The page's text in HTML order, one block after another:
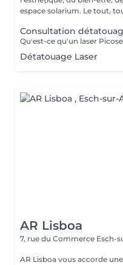
espace solarium. Le tout,
Consultation
Détatouage Laser
AR Lisboa
7, rue du Commerce Esch-
AR Lisboa vous accorde